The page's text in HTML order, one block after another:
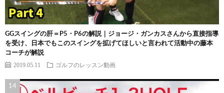
GGスイングの肝＝P5・P6の解説｜ジョージ・ガンカスさんから直接指導
を受け、日本でもこのスイングを拡げてほしいと言われて活動中の藤本
コーチが解説
2019.05.11 ゴルフのレッスン動画